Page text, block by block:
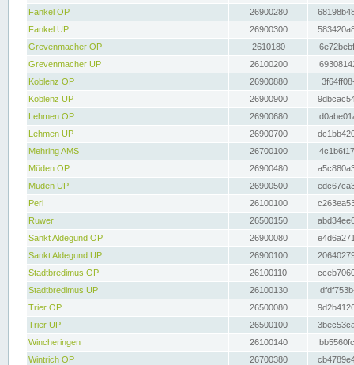
Fankel OP
26900280
Fankel UP
26900300
Grevenmacher OP
2610180
Grevenmacher UP
26100200
Koblenz OP
26900880
Koblenz UP
26900900
Lehmen OP
26900680
Lehmen UP
26900700
Mehring AMS
26700100
Müden OP
26900480
Müden UP
26900500
Perl
26100100
Ruwer
26500150
Sankt Aldegund OP
26900080
Sankt Aldegund UP
26900100
Stadtbredimus OP
26100110
Stadtbredimus UP
26100130
Trier OP
26500080
Trier UP
26500100
Wincheringen
26100140
Wintrich OP
26700380